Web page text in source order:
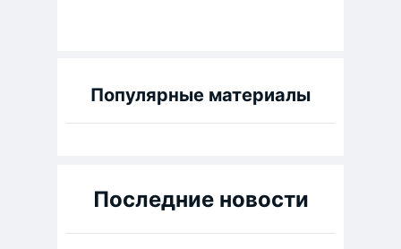
Популярные материалы
Последние новости